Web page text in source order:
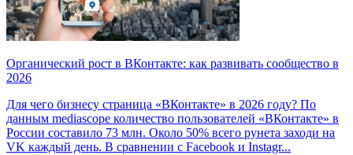
Органический рост в ВКонтакте: как развивать сообщество в
2026
Для чего бизнесу страница «ВКонтакте» в 2026 году? По
данным mediascope количество пользователей «ВКонтакте» в
России составило 73 млн. Около 50% всего рунета заходи на
VK каждый день. В сравнении с Facebook и Instagr...